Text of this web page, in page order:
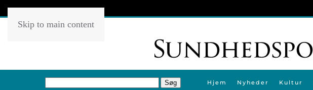
Skip to main content
Hjem Nyheder Kultur